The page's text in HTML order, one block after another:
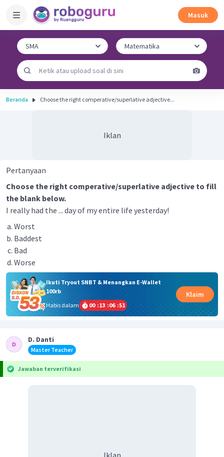
Masuk
Beranda Choose the right comperative/superlative adjective...
Iklan
Pertanyaan
Choose the right comperative/superlative adjective to fill
the blank below.
I really had the ... day of my entire life yesterday!
Worst
Baddest
Bad
Worse
Ikuti Tryout SNBT & Menangkan E-Wallet
100rb
Habis dalam
00 :13 :06 :51
Klaim
D. Danti
Master Teacher
Jawaban terverifikasi
Iklan